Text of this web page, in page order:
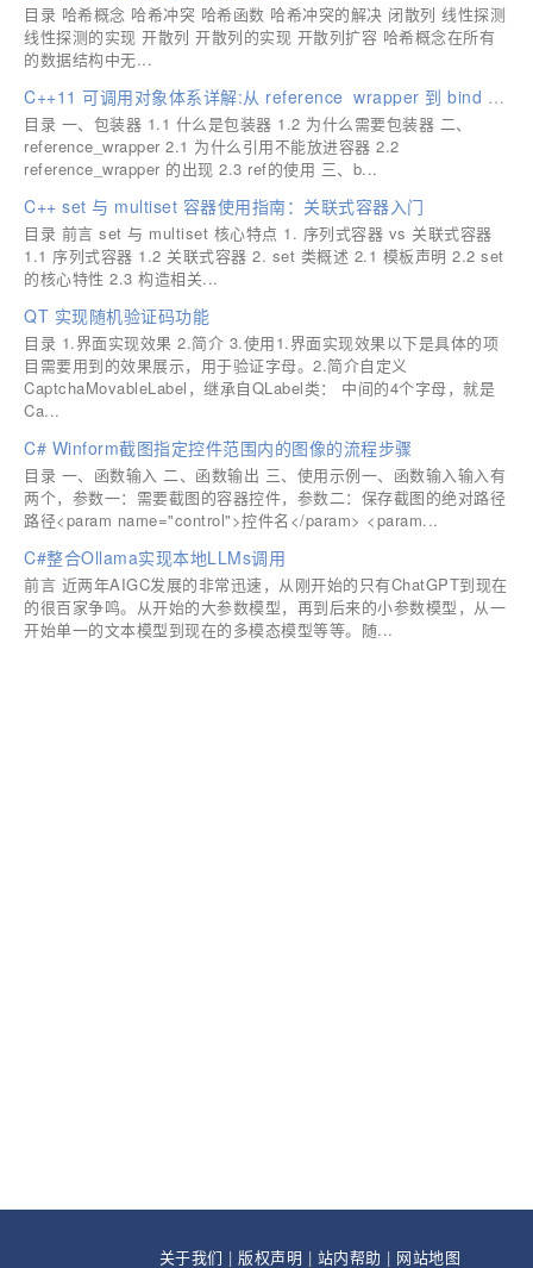
目录 哈希概念 哈希冲突 哈希函数 哈希冲突的解决 闭散列 线性探测
线性探测的实现 开散列 开散列的实现 开散列扩容 哈希概念在所有
的数据结构中无...
C++11 可调用对象体系详解:从 reference_wrapper 到 bind 与 function
目录 一、包装器 1.1 什么是包装器 1.2 为什么需要包装器 二、
reference_wrapper 2.1 为什么引用不能放进容器 2.2
reference_wrapper 的出现 2.3 ref的使用 三、b...
C++ set 与 multiset 容器使用指南：关联式容器入门
目录 前言 set 与 multiset 核心特点 1. 序列式容器 vs 关联式容器
1.1 序列式容器 1.2 关联式容器 2. set 类概述 2.1 模板声明 2.2 set
的核心特性 2.3 构造相关...
QT 实现随机验证码功能
目录 1.界面实现效果 2.简介 3.使用1.界面实现效果以下是具体的项
目需要用到的效果展示，用于验证字母。2.简介自定义
CaptchaMovableLabel，继承自QLabel类： 中间的4个字母，就是
Ca...
C# Winform截图指定控件范围内的图像的流程步骤
目录 一、函数输入 二、函数输出 三、使用示例一、函数输入输入有
两个，参数一：需要截图的容器控件，参数二：保存截图的绝对路径
路径<param name="control">控件名</param> <param...
C#整合Ollama实现本地LLMs调用
前言 近两年AIGC发展的非常迅速，从刚开始的只有ChatGPT到现在
的很百家争鸣。从开始的大参数模型，再到后来的小参数模型，从一
开始单一的文本模型到现在的多模态模型等等。随...
关于我们 | 版权声明 | 站内帮助 | 网站地图